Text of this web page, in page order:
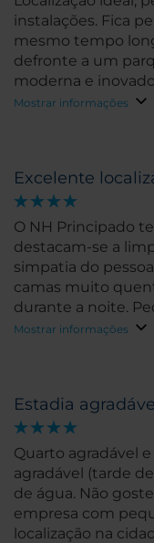
instalações. Fica
mesmo tempo
defronte a um
moderna e
ao ar livre muito
Mostrar informações
Excelente
O NH Principado
destacam-se a
simpatia do pessoal. Quarto no geral bom,
camas muito
durante a noite.
Mostrar informações
Estadia
Quarto agradável
agradável (tarde
de água. Não
empresa com
localização na